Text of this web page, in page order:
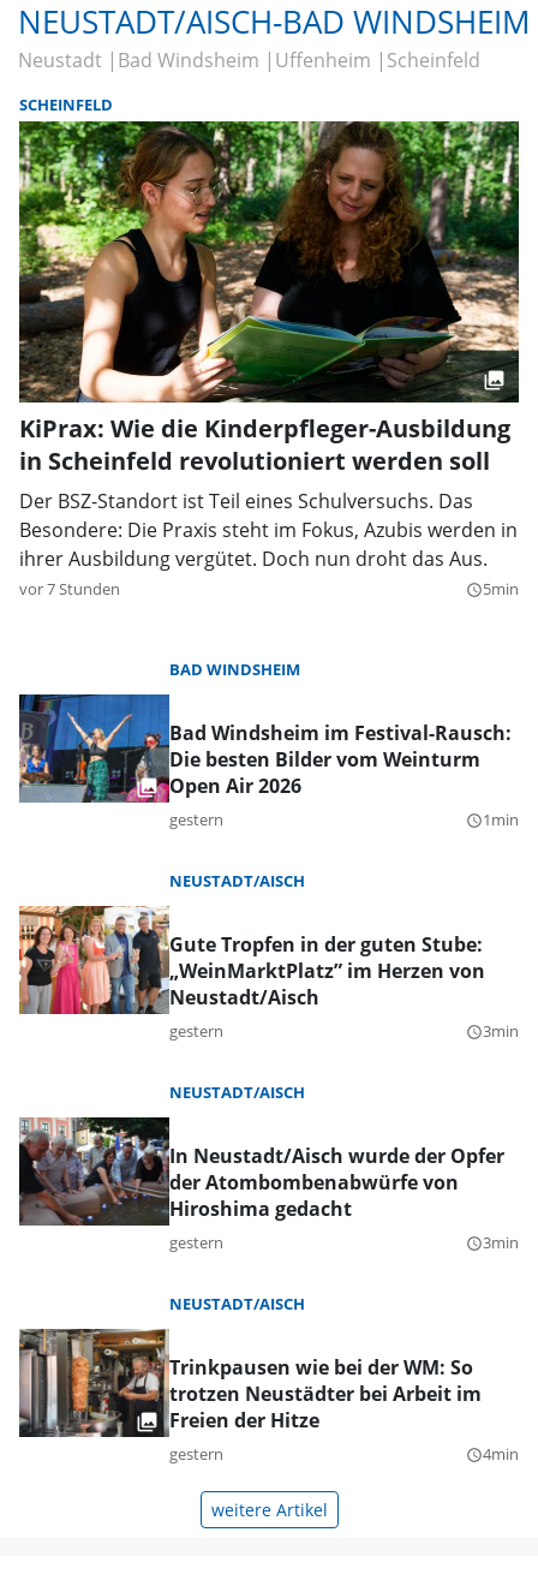
NEUSTADT/AISCH-BAD WINDSHEIM
Neustadt Bad Windsheim Uffenheim Scheinfeld
SCHEINFELD
KiPrax: Wie die Kinderpfleger-Ausbildung
in Scheinfeld revolutioniert werden soll
Der BSZ-Standort ist Teil eines Schulversuchs. Das
Besondere: Die Praxis steht im Fokus, Azubis werden in
ihrer Ausbildung vergütet. Doch nun droht das Aus.
vor 7 Stunden query_builder5min
BAD WINDSHEIM
Bad Windsheim im Festival-Rausch:
Die besten Bilder vom Weinturm
Open Air 2026
gestern query_builder1min
NEUSTADT/AISCH
Gute Tropfen in der guten Stube:
„WeinMarktPlatz” im Herzen von
Neustadt/Aisch
gestern query_builder3min
NEUSTADT/AISCH
In Neustadt/Aisch wurde der Opfer
der Atombombenabwürfe von
Hiroshima gedacht
gestern query_builder3min
NEUSTADT/AISCH
Trinkpausen wie bei der WM: So
trotzen Neustädter bei Arbeit im
Freien der Hitze
gestern query_builder4min
weitere Artikel